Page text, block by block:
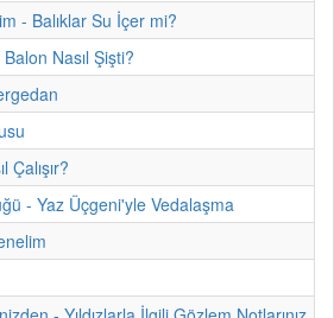
- Balıklar Su İçer mi?
Nasıl Şişti?
Çalışır?
- Yaz Üçgeni'yle Vedalaşma